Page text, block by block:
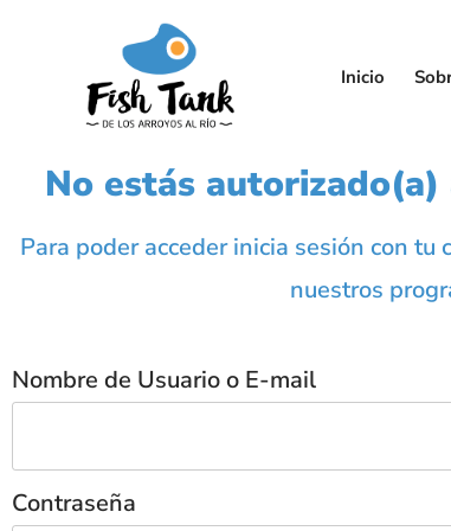
Inicio
No estás
Para poder acceder inicia sesión con tu
nuestros
Nombre de Usuario o E-mail
Contraseña